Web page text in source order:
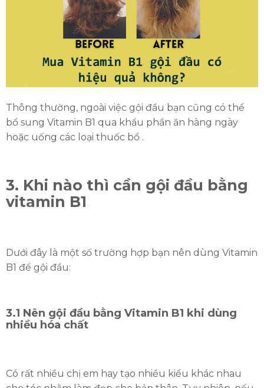
Thông thường, ngoài việc gội đầu bạn cũng có thể
bổ sung Vitamin B1 qua khẩu phần ăn hàng ngày
hoặc uống các loại thuốc bổ .
3. Khi nào thì cần gội đầu bằng
vitamin B1
Dưới đây là một số trường hợp bạn nên dùng Vitamin
B1 để gội đầu:
3.1 Nên gội đầu bằng Vitamin B1 khi dùng
nhiều hóa chất
Có rất nhiều chị em hay tạo nhiều kiểu khác nhau